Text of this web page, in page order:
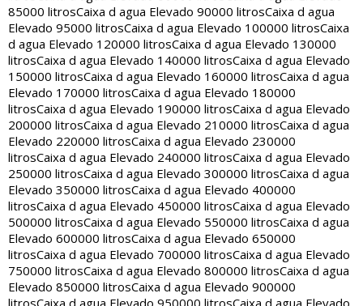
85000 litrosCaixa d agua Elevado 90000 litrosCaixa d agua
Elevado 95000 litrosCaixa d agua Elevado 100000 litrosCaixa
d agua Elevado 120000 litrosCaixa d agua Elevado 130000
litrosCaixa d agua Elevado 140000 litrosCaixa d agua Elevado
150000 litrosCaixa d agua Elevado 160000 litrosCaixa d agua
Elevado 170000 litrosCaixa d agua Elevado 180000
litrosCaixa d agua Elevado 190000 litrosCaixa d agua Elevado
200000 litrosCaixa d agua Elevado 210000 litrosCaixa d agua
Elevado 220000 litrosCaixa d agua Elevado 230000
litrosCaixa d agua Elevado 240000 litrosCaixa d agua Elevado
250000 litrosCaixa d agua Elevado 300000 litrosCaixa d agua
Elevado 350000 litrosCaixa d agua Elevado 400000
litrosCaixa d agua Elevado 450000 litrosCaixa d agua Elevado
500000 litrosCaixa d agua Elevado 550000 litrosCaixa d agua
Elevado 600000 litrosCaixa d agua Elevado 650000
litrosCaixa d agua Elevado 700000 litrosCaixa d agua Elevado
750000 litrosCaixa d agua Elevado 800000 litrosCaixa d agua
Elevado 850000 litrosCaixa d agua Elevado 900000